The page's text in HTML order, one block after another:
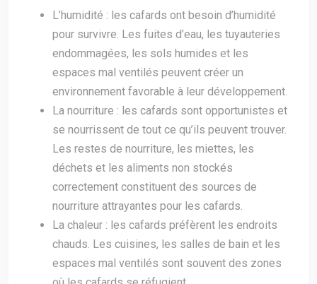
L’humidité : les cafards ont besoin d’humidité
pour survivre. Les fuites d’eau, les tuyauteries
endommagées, les sols humides et les
espaces mal ventilés peuvent créer un
environnement favorable à leur développement.
La nourriture : les cafards sont opportunistes et
se nourrissent de tout ce qu’ils peuvent trouver.
Les restes de nourriture, les miettes, les
déchets et les aliments non stockés
correctement constituent des sources de
nourriture attrayantes pour les cafards.
La chaleur : les cafards préfèrent les endroits
chauds. Les cuisines, les salles de bain et les
espaces mal ventilés sont souvent des zones